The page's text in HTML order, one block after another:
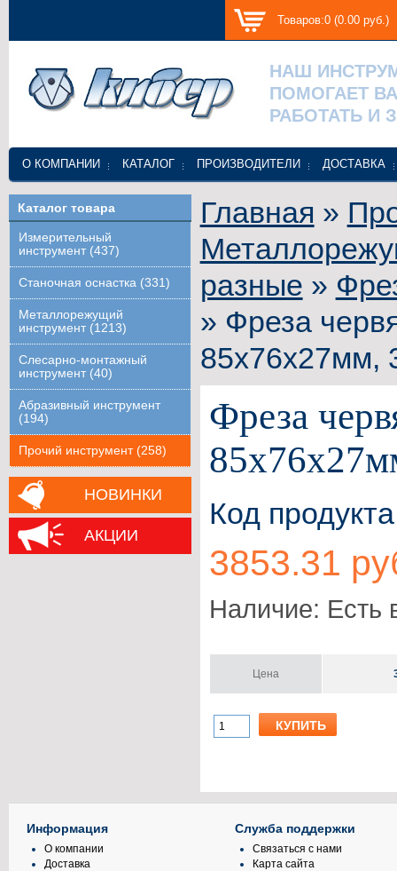
Товаров:0 (0.00 руб.)
НАШ
ПОМОГАЕТ
РАБОТАТЬ И
О КОМПАНИИ КАТАЛОГ ПРОИЗВОДИТЕЛИ ДОСТАВКА
Каталог товара
Измерительный
инструмент (437)
Станочная оснастка (331)
Металлорежущий
инструмент (1213)
Слесарно-монтажный
инструмент (40)
Абразивный инструмент
(194)
Прочий инструмент (258)
НОВИНКИ
АКЦИИ
Главная »
разные »
» Фреза
85х76х27мм,
Фреза
Код
3853.31
Наличие: Есть
Цена
Информация
О компании
Доставка
Служба поддержки
Связаться с нами
Карта сайта